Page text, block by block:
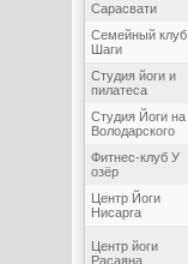
Сарасвати
Семейный клуб
Шаги
Студия йоги и
пилатеса
Студия Йоги на
Володарского
Фитнес-клуб У
озёр
Центр Йоги
Нисарга
Центр йоги
Расаяна